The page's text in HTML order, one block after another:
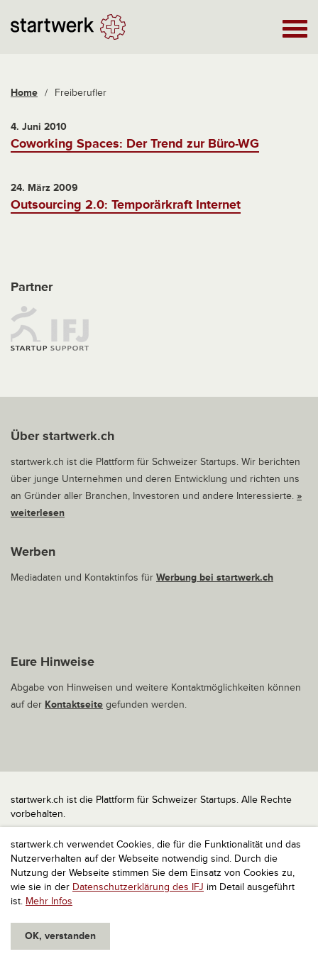
startwerk.ch verwendet Cookies, die für die Funktionalität und das
Nutzerverhalten auf der Webseite notwendig sind. Durch die
Nutzung der Webseite stimmen Sie dem Einsatz von Cookies zu,
wie sie in der Datenschutzerklärung des IFJ im Detail ausgeführt
ist. Mehr Infos
OK, verstanden
Home / Freiberufler
4. Juni 2010
Coworking Spaces: Der Trend zur Büro-WG
24. März 2009
Outsourcing 2.0: Temporärkraft Internet
Partner
Über startwerk.ch
startwerk.ch ist die Plattform für Schweizer Startups. Wir berichten
über junge Unternehmen und deren Entwicklung und richten uns
an Gründer aller Branchen, Investoren und andere Interessierte. »
weiterlesen
Werben
Mediadaten und Kontaktinfos für Werbung bei startwerk.ch
Eure Hinweise
Abgabe von Hinweisen und weitere Kontaktmöglichkeiten können
auf der Kontaktseite gefunden werden.
startwerk.ch ist die Plattform für Schweizer Startups. Alle Rechte
vorbehalten.
Impressum
Kontakt
nach oben